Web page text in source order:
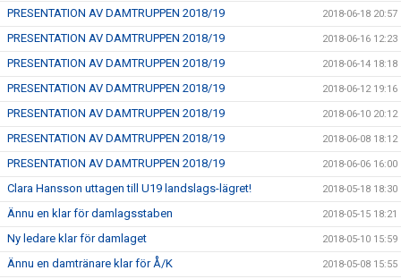
PRESENTATION AV DAMTRUPPEN 2018/19 2018-06-18 20:57
PRESENTATION AV DAMTRUPPEN 2018/19 2018-06-16 12:23
PRESENTATION AV DAMTRUPPEN 2018/19 2018-06-14 18:18
PRESENTATION AV DAMTRUPPEN 2018/19 2018-06-12 19:16
PRESENTATION AV DAMTRUPPEN 2018/19 2018-06-10 20:12
PRESENTATION AV DAMTRUPPEN 2018/19 2018-06-08 18:12
PRESENTATION AV DAMTRUPPEN 2018/19 2018-06-06 16:00
Clara Hansson uttagen till U19 landslags-lägret! 2018-05-18 18:30
Ännu en klar för damlagsstaben 2018-05-15 18:21
Ny ledare klar för damlaget 2018-05-10 15:59
Ännu en damtränare klar för Å/K 2018-05-08 15:55